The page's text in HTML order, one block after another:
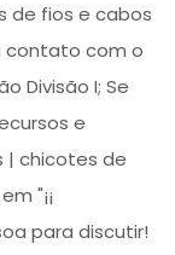
de fios e cabos
contato com o
Divisão I; Se
e
| chicotes de
"¡¡
para discutir!